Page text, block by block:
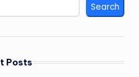
Search
Posts